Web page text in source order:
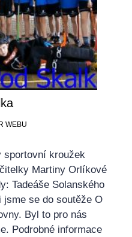
WEBU
sportovní kroužek
Martiny Orlíkové
Tadeáše Solanského
jsme se do soutěže O
Byl to pro nás
Podrobné informace